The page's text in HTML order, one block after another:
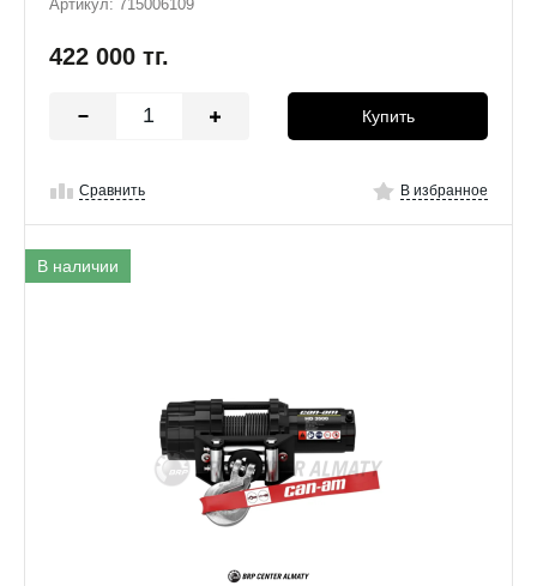
Артикул: 715006109
422 000 тг.
Купить
Сравнить В избранное
В наличии